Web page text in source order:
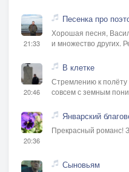
21:33
Песенка про
Хорошая песня,
и множество других.
20:46
В клетке
Стремлению к полёту
совсем с земным
20:36
Январский
Прекрасный романс!
Сыновьям